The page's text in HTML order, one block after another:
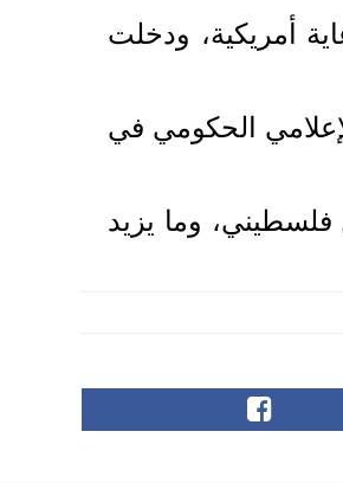
أمريكية، ودخلت
342 فلسطينيا، وفق المكتب الإعلامي الحكومي في
إسرائيل في 8 أكتوبر 2023، وخلفت أكثر من 69 ألف قتيل فلسطيني، وما يزيد